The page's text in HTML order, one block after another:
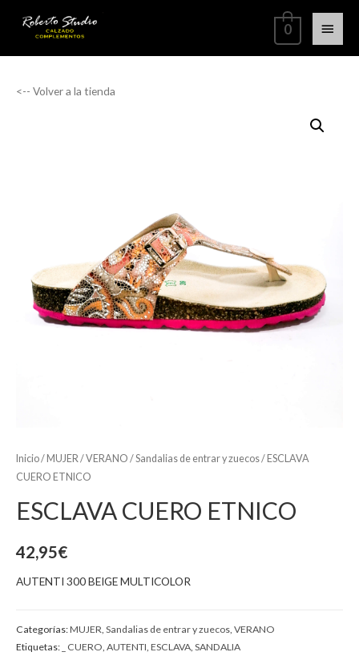
0
<-- Volver a la tienda
Inicio/ MUJER /VERANO /Sandalias de entrar y zuecos/ ESCLAVA
CUERO ETNICO
ESCLAVA CUERO ETNICO
42,95€
AUTENTI 300 BEIGE MULTICOLOR
Categorías:MUJER Sandalias de entrar y zuecos VERANO
Etiquetas:
_ CUERO AUTENTI ESCLAVA SANDALIA